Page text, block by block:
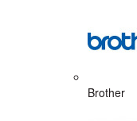
Brother